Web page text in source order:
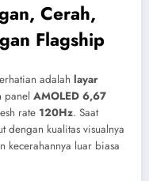
Cerah,
Flagship
adalah layar
panel AMOLED 6,67
rate 120Hz. Saat
dengan kualitas visualnya
kecerahannya luar biasa